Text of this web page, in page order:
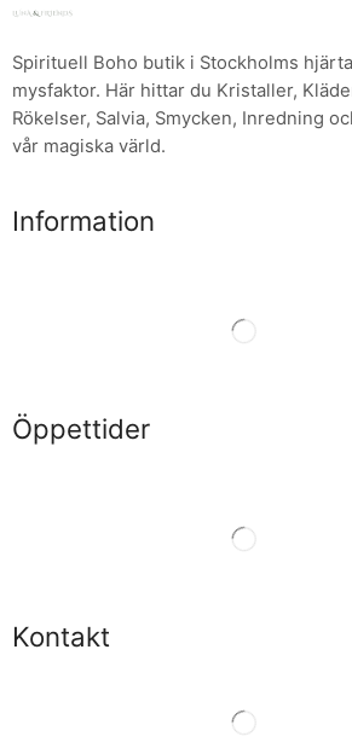
Spirituell Boho butik i Stockholms
mysfaktor. Här hittar du Kristaller,
Rökelser, Salvia, Smycken, Inredning
vår magiska värld.
Information
Öppettider
Kontakt